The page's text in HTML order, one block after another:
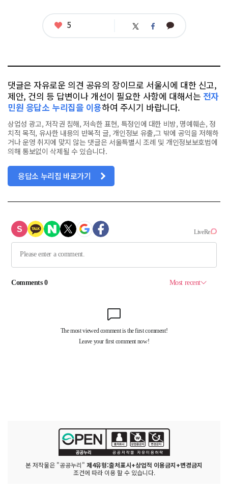
좋
5 트 페 카
댓글은 자유로운 의견 공유의 장이므로 서울시에 대한 신고,
제안, 건의 등 답변이나 개선이 필요한 사항에 대해서는 전자
민원 응답소 누리집을 이용하여 주시기 바랍니다.
상업성 광고, 저작권 침해, 저속한 표현, 특정인에 대한 비방, 명예훼손, 정
치적 목적, 유사한 내용의 반복적 글, 개인정보 유출,그 밖에 공익을 저해하
거나 운영 취지에 맞지 않는 댓글은 서울특별시 조례 및 개인정보보호법에
의해 통보없이 삭제될 수 있습니다.
응답소 누리집 바로가기
본 저작물은 "공공누리" 제4유형:출처표시+상업적 이용금지+변경금지
조건에 따라 이용 할 수 있습니다.